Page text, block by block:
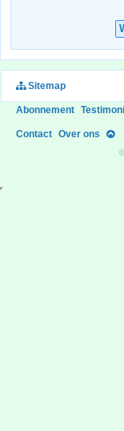
Sitemap
Abonnement
Contact Over ons